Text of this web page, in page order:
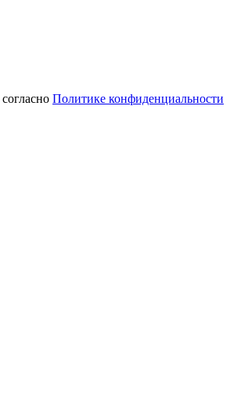
согласно Политике конфиденциальности